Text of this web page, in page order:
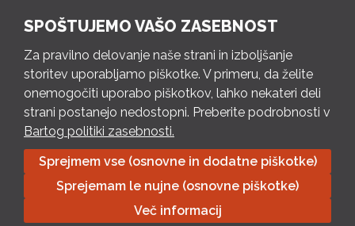
PON – PET 8 – 18 h / SOB 8 – 12 h
Pošlji e-mail
Izpolni kontaktni obrazec
Bartog d.o.o. Trebnje | ID: SI79128718 | IBAN: SI56 1010 0003
8174 248, Banka Intesa Sanpaolo d.d.| Predsednik Uprave:
Ivan Šantorić | Predsednik Nadzornega odbora: Ilija Tokić |
Delniški kapital: 783.970,08 EUR, plačano v celoti | Obrtniška
SPOŠTUJEMO VAŠO ZASEBNOST
Za pravilno delovanje naše strani in izboljšanje
storitev uporabljamo piškotke. V primeru, da želite
onemogočiti uporabo piškotkov, lahko nekateri deli
strani postanejo nedostopni. Preberite podrobnosti v
Bartog politiki zasebnosti.
Sprejmem vse (osnovne in dodatne piškotke)
Sprejemam le nujne (osnovne piškotke)
Več informacij